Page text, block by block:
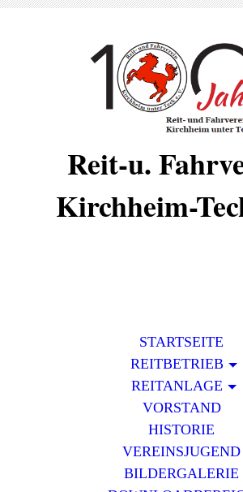
Reit-u.
Kirchheim-
STARTSEITE
REITBETRIEB
REITANLAGE
VORSTAND
HISTORIE
VEREINSJUGEND
BILDERGALERIE